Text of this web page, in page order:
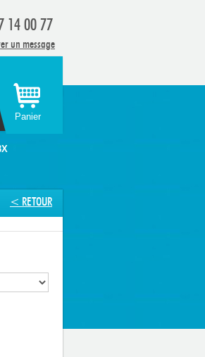
14 00 77
un message
Panier
< RETOUR